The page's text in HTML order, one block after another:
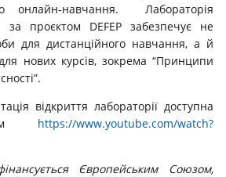
онлайн-навчання. Лабораторія
за проєктом DEFEP забезпечує не
для дистанційного навчання, а й
нових курсів, зокрема “Принципи
відкриття лабораторії доступна
https://www.youtube.com/watch?
Європейським Союзом,